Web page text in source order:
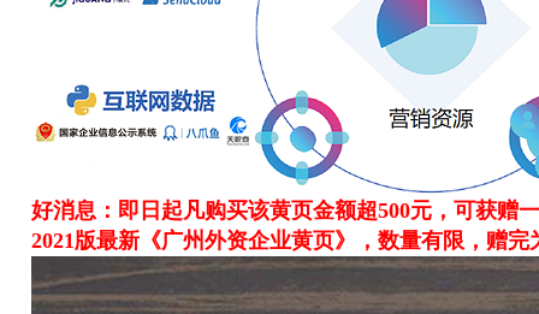
好消息：即日起凡购买该黄页金额超500元，可获赠
2021版最新《广州外资企业黄页》，数量有限，赠完